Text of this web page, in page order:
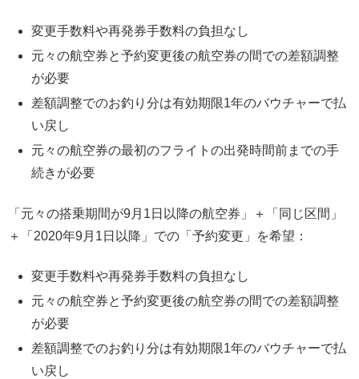
変更手数料や再発券手数料の負担なし
元々の航空券と予約変更後の航空券の間での差額調整
が必要
差額調整でのお釣り分は有効期限1年のバウチャーで払
い戻し
元々の航空券の最初のフライトの出発時間前までの手
続きが必要
「元々の搭乗期間が9月1日以降の航空券」＋「同じ区間」
＋「2020年9月1日以降」での「予約変更」を希望：
変更手数料や再発券手数料の負担なし
元々の航空券と予約変更後の航空券の間での差額調整
が必要
差額調整でのお釣り分は有効期限1年のバウチャーで払
い戻し